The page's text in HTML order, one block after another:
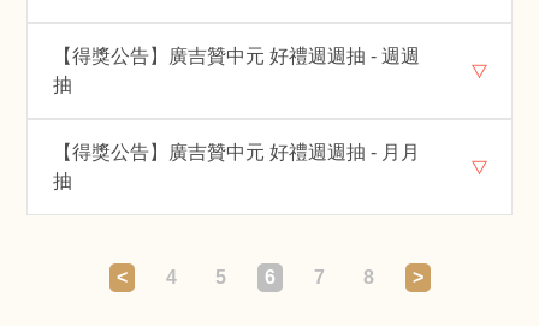
【得獎公告】廣吉贊中元 好禮週週抽 - 週週
抽
【得獎公告】廣吉贊中元 好禮週週抽 - 月月
抽
< 4 5 6 7 8 >